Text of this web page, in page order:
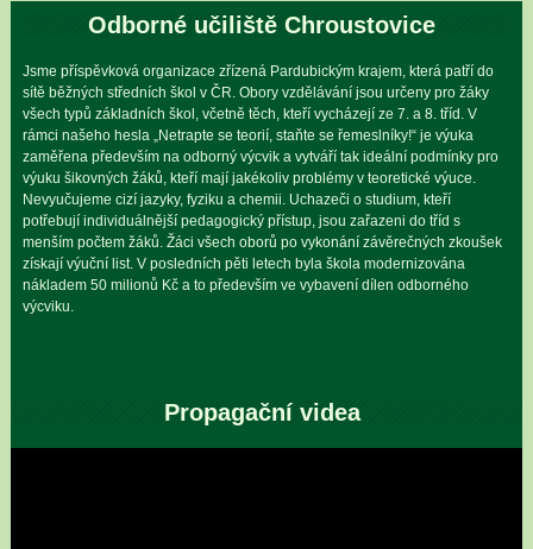
Odborné učiliště Chroustovice
Jsme příspěvková organizace zřízená Pardubickým krajem, která patří do
sítě běžných středních škol v ČR. Obory vzdělávání jsou určeny pro žáky
všech typů základních škol, včetně těch, kteří vycházejí ze 7. a 8. tříd. V
rámci našeho hesla „Netrapte se teorií, staňte se řemeslníky!“ je výuka
zaměřena především na odborný výcvik a vytváří tak ideální podmínky pro
výuku šikovných žáků, kteří mají jakékoliv problémy v teoretické výuce.
Nevyučujeme cizí jazyky, fyziku a chemii. Uchazeči o studium, kteří
potřebují individuálnější pedagogický přístup, jsou zařazeni do tříd s
menším počtem žáků. Žáci všech oborů po vykonání závěrečných zkoušek
získají výuční list. V posledních pěti letech byla škola modernizována
nákladem 50 milionů Kč a to především ve vybavení dílen odborného
výcviku.
Propagační videa